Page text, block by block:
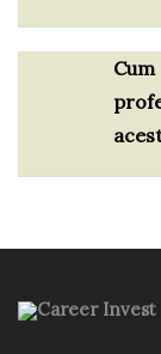
Career Invest